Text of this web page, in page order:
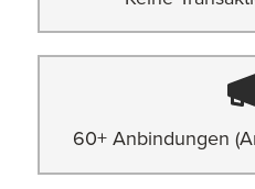
60+ Anbindungen